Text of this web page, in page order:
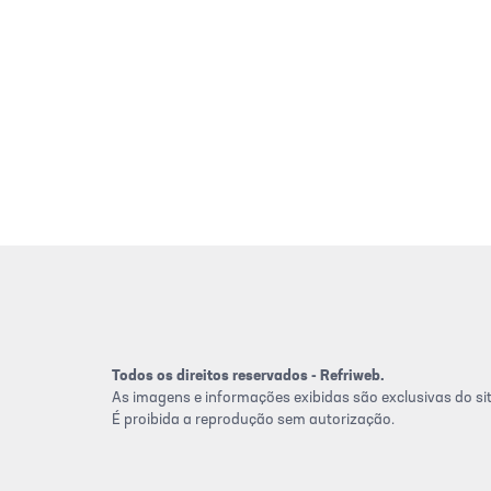
Todos os direitos reservados - Refriweb.
As imagens e informações exibidas são exclusivas do
É proibida a reprodução sem autorização.